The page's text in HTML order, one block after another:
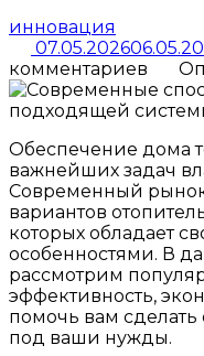
инновация
07.05.2026
комментариев
Обеспечение дома
важнейших задач
Современный
вариантов
которых обладает
особенностями. В
рассмотрим
эффективность,
помочь вам
под ваши нужды.